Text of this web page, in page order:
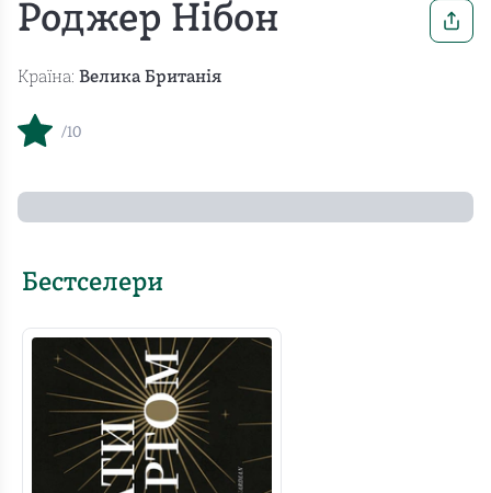
Роджер Нібон
Країна: Велика Британія
/10
Бестселери